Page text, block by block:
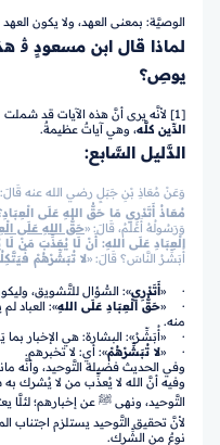
الوصيَّة: بمعنى العهد، ولا يكون
لماذا قال ابن مسعودٍ ﭬ
يوصِ؟
[1] لأنَّه يرى أنَّ هذه الآيات قد شملت
الدِّين كلَّه، وهي آياتٌ عظيمةٌ.
الدَّليل السَّابع:
وَعَنْ مُعَاذِ بْنِ جَبَلٍ رضي الله عنه
مُعَاذُ أَتَدْرِي مَا حَقُّ اللهِ عَلَى
وَرَسُولُهُ أَعْلَمُ، قَالَ: «حَقُّ اللهِ عَلَى
الْعِبَادِ عَلَى اللهِ: أَنْ لَا يُعَذِّبَ مَنْ
أُبَشِّـرُ النَّاسَ؟ قَالَ: «لا تُبَشِّرْهُمْ
· «أَتَدْرِي»: السُّؤال للتَّشويق،
· «حَقُّ الْعِبَادِ عَلَى اللهِ»: العباد
منه.
· «أُبَشِّـرُ»: البشارة: هي الإخبار
· «لا تُبَشِّرْهُمْ»: أي: لا تخبرهم.
وفي الحديث فضيلة التَّوحيد، وأنَّه
وفيه أنَّ الله لا يُعذِّب من لا يُشرك
التَّوحيد، ونهى ﷺ عن إخبارهم؛
لأنَّ تحقيق التَّوحيد يستلزم اجتناب
نوعٌ من الشِّرك.